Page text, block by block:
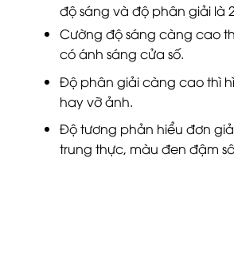
độ sáng và độ phân giải là
Cường độ sáng càng cao
có ánh sáng cửa số.
Độ phân giải càng cao thì
hay vỡ ảnh.
Độ tương phản hiểu đơn
trung thực, màu đen đậm